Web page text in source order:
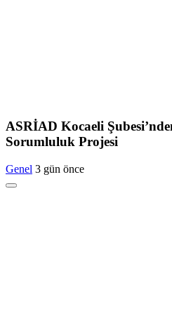
ASRİAD Kocaeli
Sorumluluk Projesi
Genel 3 gün önce